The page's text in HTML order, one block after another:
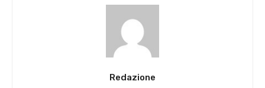
Redazione